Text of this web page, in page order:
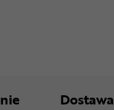
Dostawa